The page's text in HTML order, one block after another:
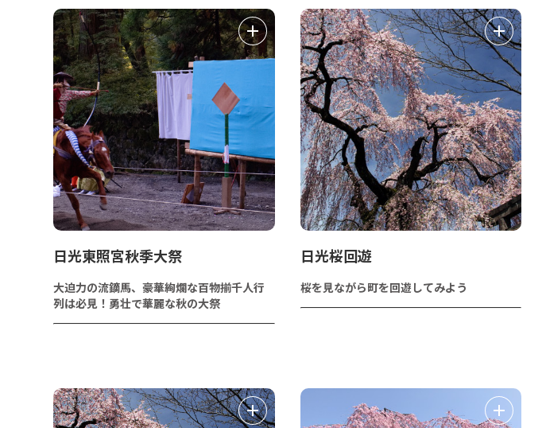
日光東照宮秋季大祭
大迫力の流鏑馬、豪華絢爛な百物揃千人行
列は必見！勇壮で華麗な秋の大祭
日光桜回遊
桜を見ながら町を回遊してみよう